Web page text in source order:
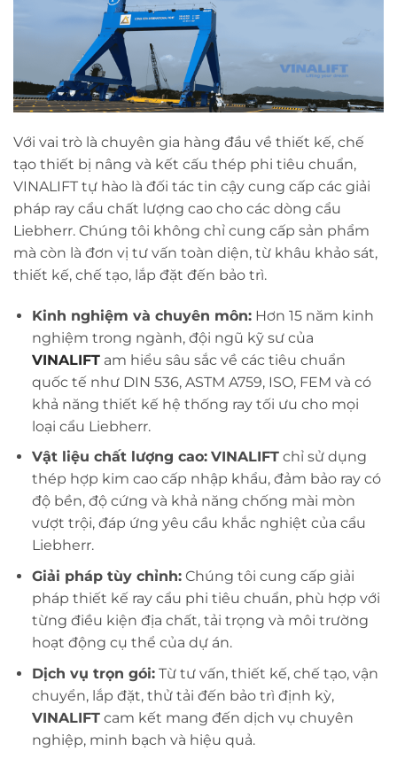
Với vai trò là chuyên gia hàng đầu về thiết kế, chế
tạo thiết bị nâng và kết cấu thép phi tiêu chuẩn,
VINALIFT tự hào là đối tác tin cậy cung cấp các giải
pháp ray cẩu chất lượng cao cho các dòng cẩu
Liebherr. Chúng tôi không chỉ cung cấp sản phẩm
mà còn là đơn vị tư vấn toàn diện, từ khâu khảo sát,
thiết kế, chế tạo, lắp đặt đến bảo trì.
Kinh nghiệm và chuyên môn:Hơn 15 năm kinh
nghiệm trong ngành, đội ngũ kỹ sư của
VINALIFTam hiểu sâu sắc về các tiêu chuẩn
quốc tế như DIN 536, ASTM A759, ISO, FEM và có
khả năng thiết kế hệ thống ray tối ưu cho mọi
loại cẩu Liebherr.
Vật liệu chất lượng cao: VINALIFTchỉ sử dụng
thép hợp kim cao cấp nhập khẩu, đảm bảo ray có
độ bền, độ cứng và khả năng chống mài mòn
vượt trội, đáp ứng yêu cầu khắc nghiệt của cẩu
Liebherr.
Giải pháp tùy chỉnh:Chúng tôi cung cấp giải
pháp thiết kế ray cẩu phi tiêu chuẩn, phù hợp với
từng điều kiện địa chất, tải trọng và môi trường
hoạt động cụ thể của dự án.
Dịch vụ trọn gói:Từ tư vấn, thiết kế, chế tạo, vận
chuyển, lắp đặt, thử tải đến bảo trì định kỳ,
VINALIFTcam kết mang đến dịch vụ chuyên
nghiệp, minh bạch và hiệu quả.